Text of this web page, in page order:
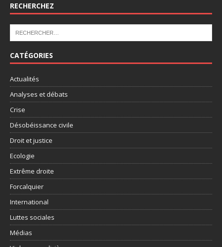
RECHERCHEZ
CATÉGORIES
Actualités
Analyses et débats
Crise
Désobéissance civile
Droit et justice
Ecologie
Extrême droite
Forcalquier
International
Luttes sociales
Médias